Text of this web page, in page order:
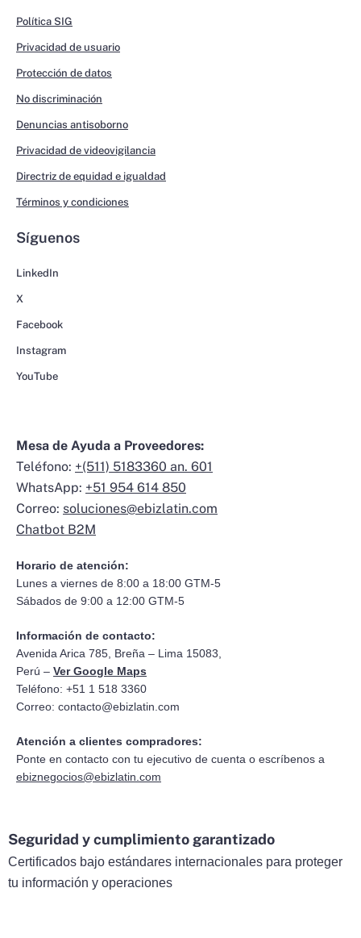
Política SIG
Privacidad de usuario
Protección de datos
No discriminación
Denuncias antisoborno
Privacidad de videovigilancia
Directriz de equidad e igualdad
Términos y condiciones
Síguenos
LinkedIn
X
Facebook
Instagram
YouTube
Mesa de Ayuda a Proveedores:
Teléfono: +(511) 5183360 an. 601
WhatsApp: +51 954 614 850
Correo: soluciones@ebizlatin.com
Chatbot B2M
Horario de atención:
Lunes a viernes de 8:00 a 18:00 GTM-5
Sábados de 9:00 a 12:00 GTM-5
Información de contacto:
Avenida Arica 785, Breña – Lima 15083,
Perú – Ver Google Maps
Teléfono: +51 1 518 3360
Correo: contacto@ebizlatin.com
Atención a clientes compradores:
Ponte en contacto con tu ejecutivo de cuenta o escríbenos a
ebiznegocios@ebizlatin.com
Seguridad y cumplimiento garantizado
Certificados bajo estándares internacionales para proteger
tu información y operaciones